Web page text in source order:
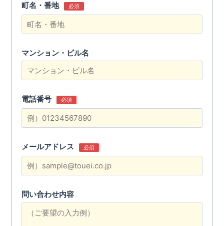
町名・番地 必須
マンション・ビル名
電話番号 必須
メールアドレス 必須
問い合わせ内容